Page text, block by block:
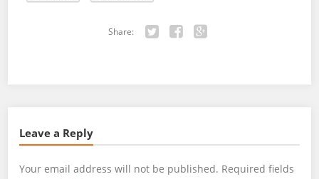
Share:
Leave a Reply
Your email address will not be published. Required fields